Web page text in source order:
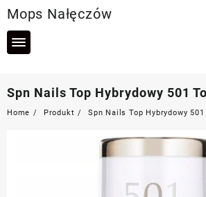
to
content
Mops Nałęczów
Spn Nails Top Hybrydowy 501
Home Produkt Spn Nails Top Hybrydowy 501